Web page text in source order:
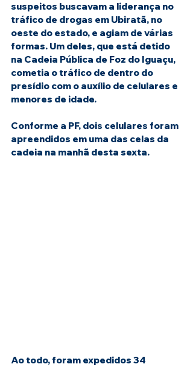
suspeitos buscavam a liderança no
tráfico de drogas em Ubiratã, no
oeste do estado, e agiam de várias
formas. Um deles, que está detido
na Cadeia Pública de Foz do Iguaçu,
cometia o tráfico de dentro do
presídio com o auxílio de celulares e
menores de idade.
Conforme a PF, dois celulares foram
apreendidos em uma das celas da
cadeia na manhã desta sexta.
Ao todo, foram expedidos 34